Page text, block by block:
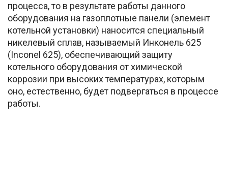
процесса, то в результате работы данного
оборудования на газоплотные панели (элемент
котельной установки) наносится специальный
никелевый сплав, называемый Инконель 625
(Inconel 625), обеспечивающий защиту
котельного оборудования от химической
коррозии при высоких температурах, которым
оно, естественно, будет подвергаться в процессе
работы.